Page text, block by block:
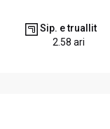
Sip. e truallit
2.58 ari